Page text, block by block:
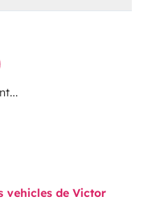
vehicles de Victor